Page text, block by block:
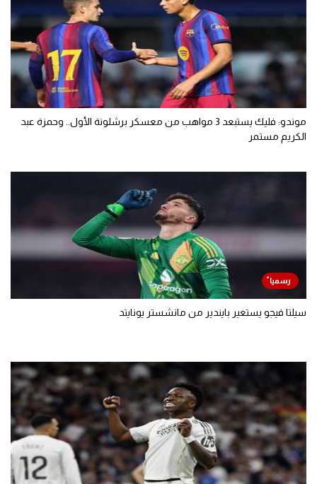
موندو: فليك يستبعد 3 مواهب من معسكر برشلونة الأول.. وحمزة عبد
الكريم مستمر
سيلتا فيجو يستعير بايندير من مانشستر يونايتد